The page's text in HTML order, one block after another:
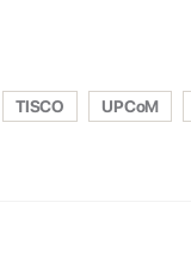
TISCO UPCoM